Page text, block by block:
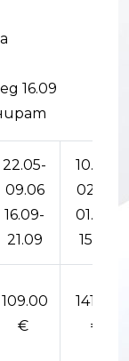
16.09
22.05-
09.06
16.09-
21.09
10.06-
02.07
01.09-
15.09
109.00
€
141.00
€